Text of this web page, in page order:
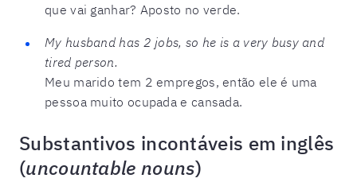
que vai ganhar? Aposto no verde.
My husband has 2 jobs, so he is a very busy and
tired person.
Meu marido tem 2 empregos, então ele é uma
pessoa muito ocupada e cansada.
Substantivos incontáveis em inglês
(uncountable nouns)